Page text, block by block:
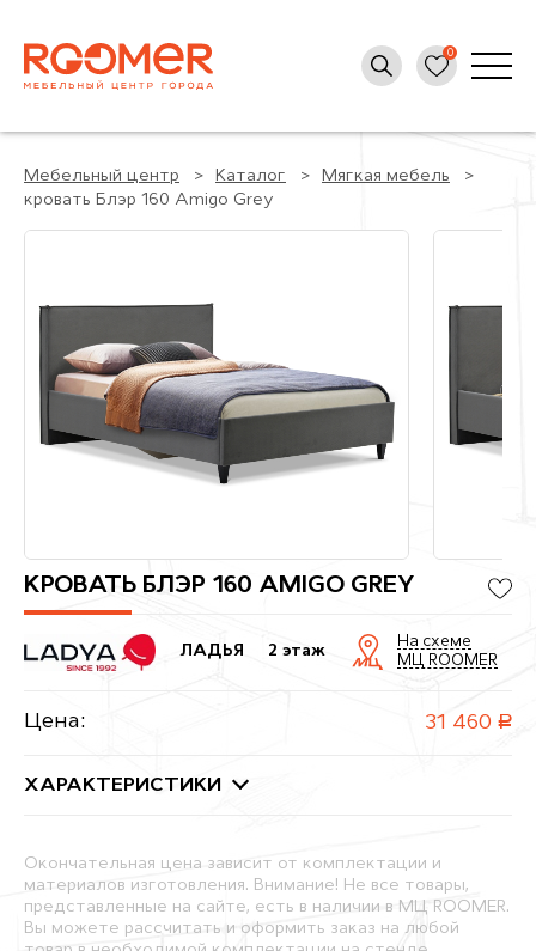
Мебельный центр Каталог
Мягкая мебель
кровать Блэр 160 Amigo Grey
КРОВАТЬ БЛЭР 160 AMIGO GREY
ЛАДЬЯ 2 этаж
На схеме
МЦ ROOMER
Цена: 31 460 руб.
ХАРАКТЕРИСТИКИ
Окончательная цена зависит от комплектации и
материалов изготовления. Внимание! Не все товары,
представленные на сайте, есть в наличии в МЦ ROOMER.
Вы можете рассчитать и оформить заказ на любой